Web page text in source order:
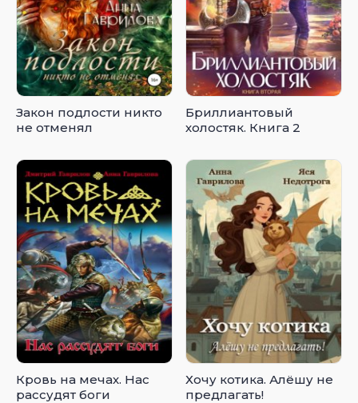
Закон подлости никто
не отменял
Бриллиантовый
холостяк. Книга 2
Кровь на мечах. Нас
рассудят боги
Хочу котика. Алёшу не
предлагать!